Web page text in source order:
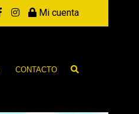
Mi cuenta
CONTACTO